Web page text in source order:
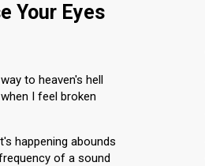
Your Eyes
to heaven's hell
I feel broken
happening abounds
of a sound